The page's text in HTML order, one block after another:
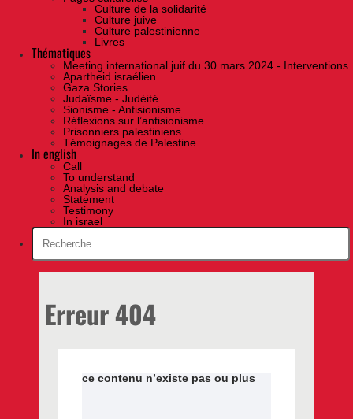
Culture de la solidarité
Culture juive
Culture palestinienne
Livres
Thématiques
Meeting international juif du 30 mars 2024 - Interventions
Apartheid israélien
Gaza Stories
Judaïsme - Judéité
Sionisme - Antisionisme
Réflexions sur l’antisionisme
Prisonniers palestiniens
Témoignages de Palestine
In english
Call
To understand
Analysis and debate
Statement
Testimony
In israel
Erreur 404
ce contenu n’existe pas ou plus